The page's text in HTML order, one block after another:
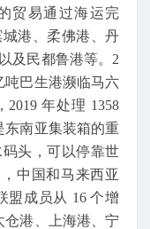
贸易通过海运完
港、柔佛港、丹
及民都鲁港等。2
吨巴生港濒临马六
年处理 1358
东南亚集装箱的重
头，可以停靠世
中国和马来西亚
盟成员从 16 个增
仓港、上海港、宁